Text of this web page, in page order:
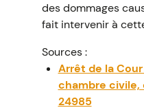
des dommages
fait intervenir à
Sources :
Arrêt de la
chambre civile,
24985